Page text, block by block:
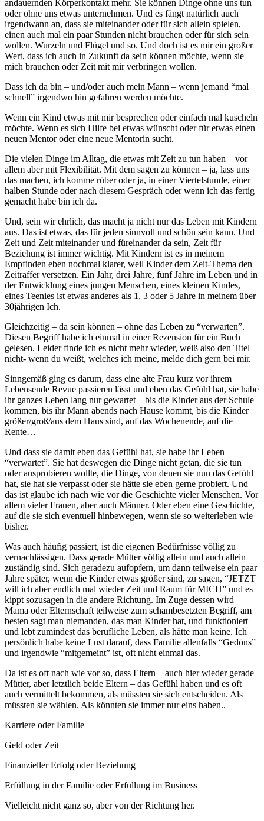
andauernden Körperkontakt mehr. Sie können Dinge ohne uns tun
oder ohne uns etwas unternehmen. Und es fängt natürlich auch
irgendwann an, dass sie miteinander oder für sich allein spielen,
einen auch mal ein paar Stunden nicht brauchen oder für sich sein
wollen. Wurzeln und Flügel und so. Und doch ist es mir ein großer
Wert, dass ich auch in Zukunft da sein können möchte, wenn sie
mich brauchen oder Zeit mit mir verbringen wollen.
Dass ich da bin – und/oder auch mein Mann – wenn jemand “mal
schnell” irgendwo hin gefahren werden möchte.
Wenn ein Kind etwas mit mir besprechen oder einfach mal kuscheln
möchte. Wenn es sich Hilfe bei etwas wünscht oder für etwas einen
neuen Mentor oder eine neue Mentorin sucht.
Die vielen Dinge im Alltag, die etwas mit Zeit zu tun haben – vor
allem aber mit Flexibilität. Mit dem sagen zu können – ja, lass uns
das machen, ich komme rüber oder ja, in einer Viertelstunde, einer
halben Stunde oder nach diesem Gespräch oder wenn ich das fertig
gemacht habe bin ich da.
Und, sein wir ehrlich, das macht ja nicht nur das Leben mit Kindern
aus. Das ist etwas, das für jeden sinnvoll und schön sein kann. Und
Zeit und Zeit miteinander und füreinander da sein, Zeit für
Beziehung ist immer wichtig. Mit Kindern ist es in meinem
Empfinden eben nochmal klarer, weil Kinder dem Zeit-Thema den
Zeitraffer versetzen. Ein Jahr, drei Jahre, fünf Jahre im Leben und in
der Entwicklung eines jungen Menschen, eines kleinen Kindes,
eines Teenies ist etwas anderes als 1, 3 oder 5 Jahre in meinem über
30jährigen Ich.
Gleichzeitig – da sein können – ohne das Leben zu “verwarten”.
Diesen Begriff habe ich einmal in einer Rezension für ein Buch
gelesen. Leider finde ich es nicht mehr wieder, weiß also den Titel
nicht- wenn du weißt, welches ich meine, melde dich gern bei mir.
Sinngemäß ging es darum, dass eine alte Frau kurz vor ihrem
Lebensende Revue passieren lässt und eben das Gefühl hat, sie habe
ihr ganzes Leben lang nur gewartet – bis die Kinder aus der Schule
kommen, bis ihr Mann abends nach Hause kommt, bis die Kinder
größer/groß/aus dem Haus sind, auf das Wochenende, auf die
Rente…
Und dass sie damit eben das Gefühl hat, sie habe ihr Leben
“verwartet”. Sie hat deswegen die Dinge nicht getan, die sie tun
oder ausprobieren wollte, die Dinge, von denen sie nun das Gefühl
hat, sie hat sie verpasst oder sie hätte sie eben gerne probiert. Und
das ist glaube ich nach wie vor die Geschichte vieler Menschen. Vor
allem vieler Frauen, aber auch Männer. Oder eben eine Geschichte,
auf die sie sich eventuell hinbewegen, wenn sie so weiterleben wie
bisher.
Was auch häufig passiert, ist die eigenen Bedürfnisse völlig zu
vernachlässigen. Dass gerade Mütter völlig allein und auch allein
zuständig sind. Sich geradezu aufopfern, um dann teilweise ein paar
Jahre später, wenn die Kinder etwas größer sind, zu sagen, “JETZT
will ich aber endlich mal wieder Zeit und Raum für MICH” und es
kippt sozusagen in die andere Richtung. Im Zuge dessen wird
Mama oder Elternschaft teilweise zum schambesetzten Begriff, am
besten sagt man niemanden, das man Kinder hat, und funktioniert
und lebt zumindest das berufliche Leben, als hätte man keine. Ich
persönlich habe keine Lust darauf, dass Familie allenfalls “Gedöns”
und irgendwie “mitgemeint” ist, oft nicht einmal das.
Da ist es oft nach wie vor so, dass Eltern – auch hier wieder gerade
Mütter, aber letztlich beide Eltern – das Gefühl haben und es oft
auch vermittelt bekommen, als müssten sie sich entscheiden. Als
müssten sie wählen. Als könnten sie immer nur eins haben..
Karriere oder Familie
Geld oder Zeit
Finanzieller Erfolg oder Beziehung
Erfüllung in der Familie oder Erfüllung im Business
Vielleicht nicht ganz so, aber von der Richtung her.